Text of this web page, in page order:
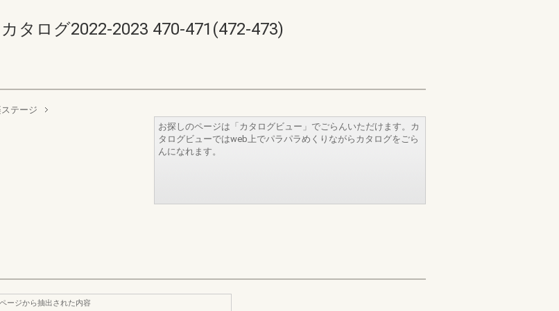
タログ2022-2023 470-471(472-473)
テージ
お探しのページは「カタログビュー」でごらんいただけます。カ
タログビューではweb上でパラパラめくりながらカタログをごら
んになれます。
ージから抽出された内容